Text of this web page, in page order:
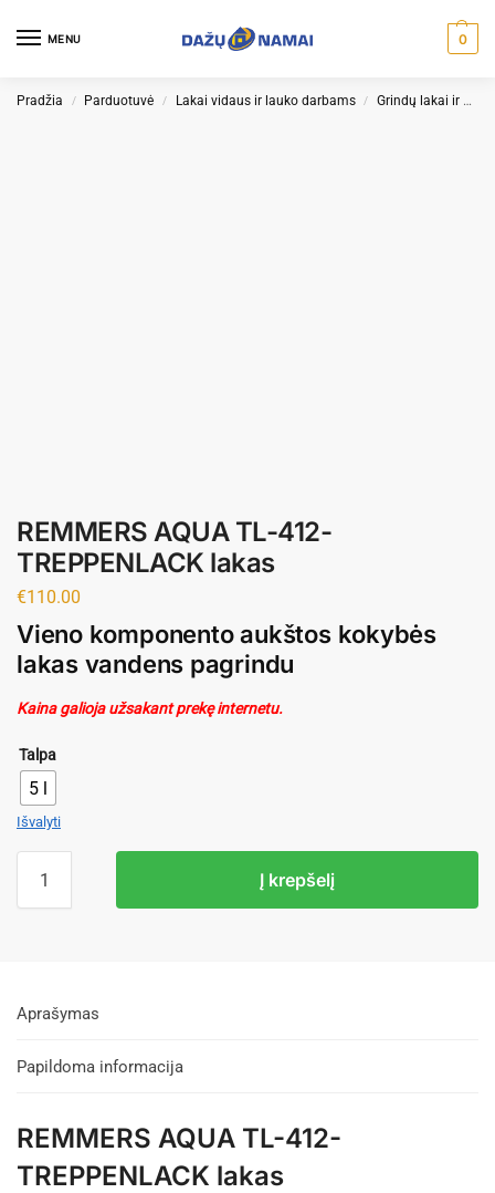
MENU 0
Pradžia / Parduotuvė / Lakai vidaus ir lauko darbams / Grindų lakai ir alyvos
REMMERS AQUA TL-412-
TREPPENLACK lakas
€110.00
Vieno komponento aukštos kokybės
lakas vandens pagrindu
Kaina galioja užsakant prekę internetu.
Talpa
5 l
Išvalyti
Į krepšelį
Aprašymas
Papildoma informacija
REMMERS AQUA TL-412-
TREPPENLACK lakas